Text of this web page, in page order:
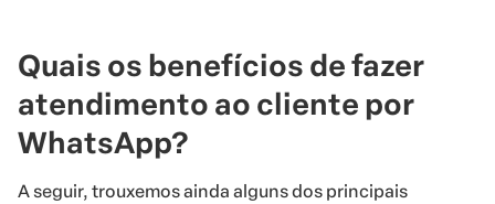
Quais os benefícios de fazer
atendimento ao cliente por
WhatsApp?
A seguir, trouxemos ainda alguns dos principais